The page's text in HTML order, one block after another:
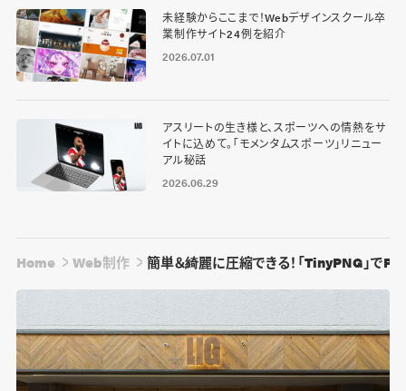
未経験からここまで！Webデザインスクール卒
業制作サイト24例を紹介
2026.07.01
アスリートの生き様と、スポーツへの情熱をサ
イトに込めて。「モメンタムスポーツ」リニュー
アル秘話
2026.06.29
Home Web制作 簡単＆綺麗に圧縮できる！「TinyPNG」で